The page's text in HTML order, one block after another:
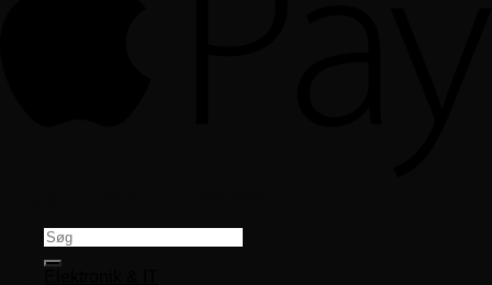
Søg
efter: